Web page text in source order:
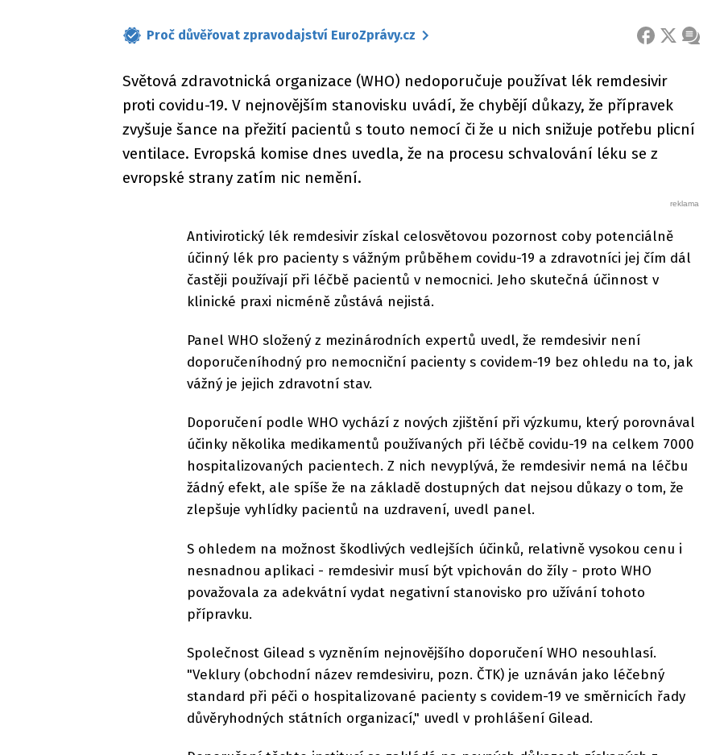
Proč důvěřovat zpravodajství EuroZprávy.cz FACEBOOK
X ZPRÁVA
Světová zdravotnická organizace (WHO) nedoporučuje používat lék remdesivir
proti covidu-19. V nejnovějším stanovisku uvádí, že chybějí důkazy, že přípravek
zvyšuje šance na přežití pacientů s touto nemocí či že u nich snižuje potřebu plicní
ventilace. Evropská komise dnes uvedla, že na procesu schvalování léku se z
evropské strany zatím nic nemění.
Antivirotický lék remdesivir získal celosvětovou pozornost coby potenciálně
účinný lék pro pacienty s vážným průběhem covidu-19 a zdravotníci jej čím dál
častěji používají při léčbě pacientů v nemocnici. Jeho skutečná účinnost v
klinické praxi nicméně zůstává nejistá.
Panel WHO složený z mezinárodních expertů uvedl, že remdesivir není
doporučeníhodný pro nemocniční pacienty s covidem-19 bez ohledu na to, jak
vážný je jejich zdravotní stav.
Doporučení podle WHO vychází z nových zjištění při výzkumu, který porovnával
účinky několika medikamentů používaných při léčbě covidu-19 na celkem 7000
hospitalizovaných pacientech. Z nich nevyplývá, že remdesivir nemá na léčbu
žádný efekt, ale spíše že na základě dostupných dat nejsou důkazy o tom, že
zlepšuje vyhlídky pacientů na uzdravení, uvedl panel.
S ohledem na možnost škodlivých vedlejších účinků, relativně vysokou cenu i
nesnadnou aplikaci - remdesivir musí být vpichován do žíly - proto WHO
považovala za adekvátní vydat negativní stanovisko pro užívání tohoto
přípravku.
Společnost Gilead s vyzněním nejnovějšího doporučení WHO nesouhlasí.
"Veklury (obchodní název remdesiviru, pozn. ČTK) je uznáván jako léčebný
standard při péči o hospitalizované pacienty s covidem-19 ve směrnicích řady
důvěryhodných státních organizací," uvedl v prohlášení Gilead.